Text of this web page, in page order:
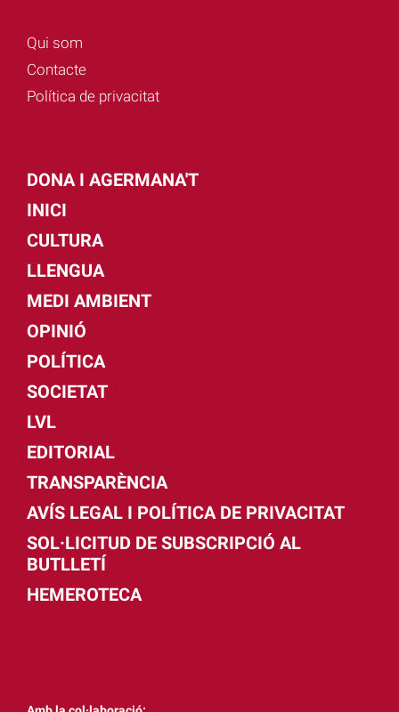
Qui som
Contacte
Política de privacitat
DONA I AGERMANA'T
INICI
CULTURA
LLENGUA
MEDI AMBIENT
OPINIÓ
POLÍTICA
SOCIETAT
LVL
EDITORIAL
TRANSPARÈNCIA
AVÍS LEGAL I POLÍTICA DE PRIVACITAT
SOL·LICITUD DE SUBSCRIPCIÓ AL
BUTLLETÍ
HEMEROTECA